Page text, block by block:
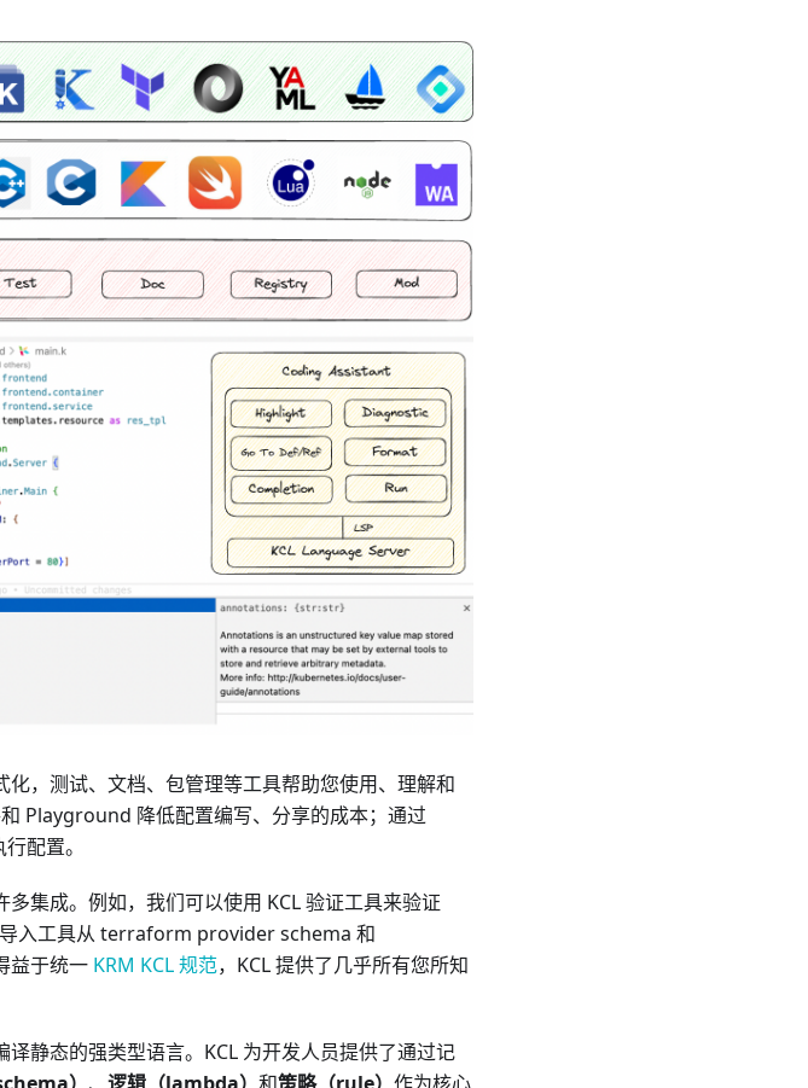
，测试、文档、包管理等工具帮助您使用、理解和
Playground 降低配置编写、分享的成本；通过
配置。
集成。例如，我们可以使用 KCL 验证工具来验证
入工具从 terraform provider schema 和
益于统一 KRM KCL 规范，KCL 提供了几乎所有您所知
静态的强类型语言。KCL 为开发人员提供了通过记